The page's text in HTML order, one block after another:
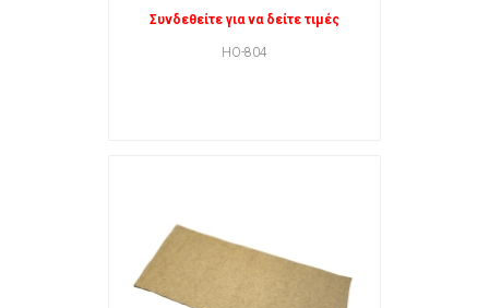
Συνδεθείτε για να δείτε τιμές
HO-804